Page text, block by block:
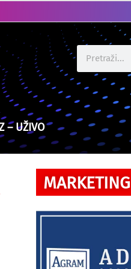
– UŽIVO
MARKETING